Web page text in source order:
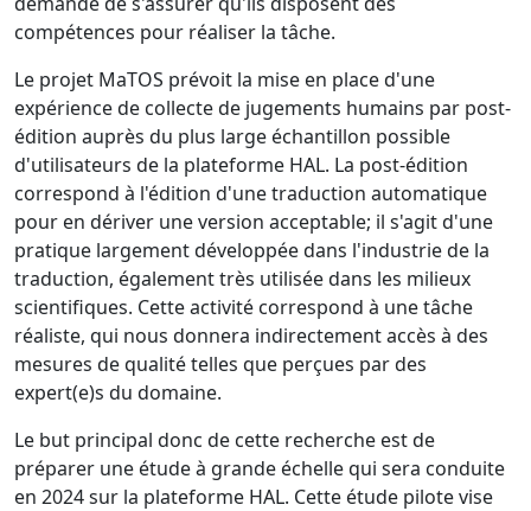
compétences pour réaliser la tâche.
Le projet MaTOS prévoit la mise en place d'une
expérience de collecte de jugements humains par post-
édition auprès du plus large échantillon possible
d'utilisateurs de la plateforme HAL. La post-édition
correspond à l'édition d'une traduction automatique
pour en dériver une version acceptable; il s'agit d'une
pratique largement développée dans l'industrie de la
traduction, également très utilisée dans les milieux
scientifiques. Cette activité correspond à une tâche
réaliste, qui nous donnera indirectement accès à des
mesures de qualité telles que perçues par des
expert(e)s du domaine.
Le but principal donc de cette recherche est de
préparer une étude à grande échelle qui sera conduite
en 2024 sur la plateforme HAL. Cette étude pilote vise